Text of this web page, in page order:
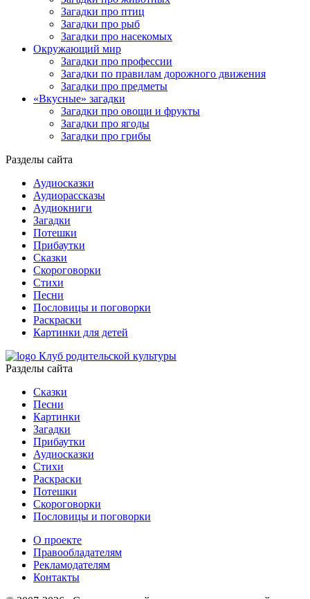
Загадки про птиц
Загадки про рыб
Загадки про насекомых
Окружающий мир
Загадки про профессии
Загадки по правилам дорожного движения
Загадки про предметы
«Вкусные» загадки
Загадки про овощи и фрукты
Загадки про ягоды
Загадки про грибы
Разделы сайта
Аудиосказки
Аудиорассказы
Аудиокниги
Загадки
Потешки
Прибаутки
Сказки
Скороговорки
Стихи
Песни
Пословицы и поговорки
Раскраски
Картинки для детей
Клуб родительской культуры
Разделы сайта
Сказки
Песни
Картинки
Загадки
Прибаутки
Аудиосказки
Стихи
Раскраски
Потешки
Скороговорки
Пословицы и поговорки
О проекте
Правообладателям
Рекламодателям
Контакты